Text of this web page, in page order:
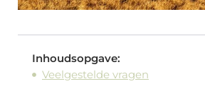
Inhoudsopgave:
Veelgestelde vragen